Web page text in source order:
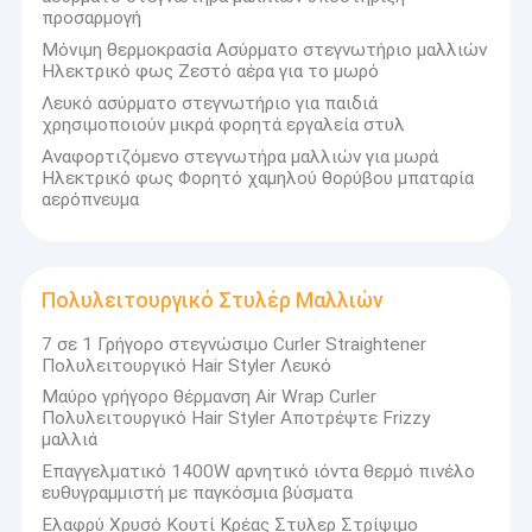
βούρτσα ζεστού αέρα
ηλεκτρική καυτή χτένα
Στεγνωτήρας τρίχας της Pet
Στεγνωτήρας τρίχας υψηλής ταχύτητας
προσαρμογή
Μόνιμη θερμοκρασία Ασύρματο στεγνωτήριο μαλλιών
Ηλεκτρικό φως Ζεστό αέρα για το μωρό
Λευκό ασύρματο στεγνωτήριο για παιδιά
χρησιμοποιούν μικρά φορητά εργαλεία στυλ
Αναφορτιζόμενο στεγνωτήρα μαλλιών για μωρά
Ηλεκτρικό φως Φορητό χαμηλού θορύβου μπαταρία
αερόπνευμα
Πολυλειτουργικό Στυλέρ Μαλλιών
7 σε 1 Γρήγορο στεγνώσιμο Curler Straightener
Πολυλειτουργικό Hair Styler Λευκό
Μαύρο γρήγορο θέρμανση Air Wrap Curler
Πολυλειτουργικό Hair Styler Αποτρέψτε Frizzy
μαλλιά
Επαγγελματικό 1400W αρνητικό ιόντα θερμό πινέλο
ευθυγραμμιστή με παγκόσμια βύσματα
Ελαφρύ Χρυσό Κουτί Κρέας Στυλερ Στρίψιμο
ενώ δεσμεύεται να επισκευάσει τη βλάβη των μαλλιών.